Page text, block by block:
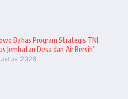
Bahas Program Strategis TNI,
Jembatan Desa dan Air Bersih”
2026